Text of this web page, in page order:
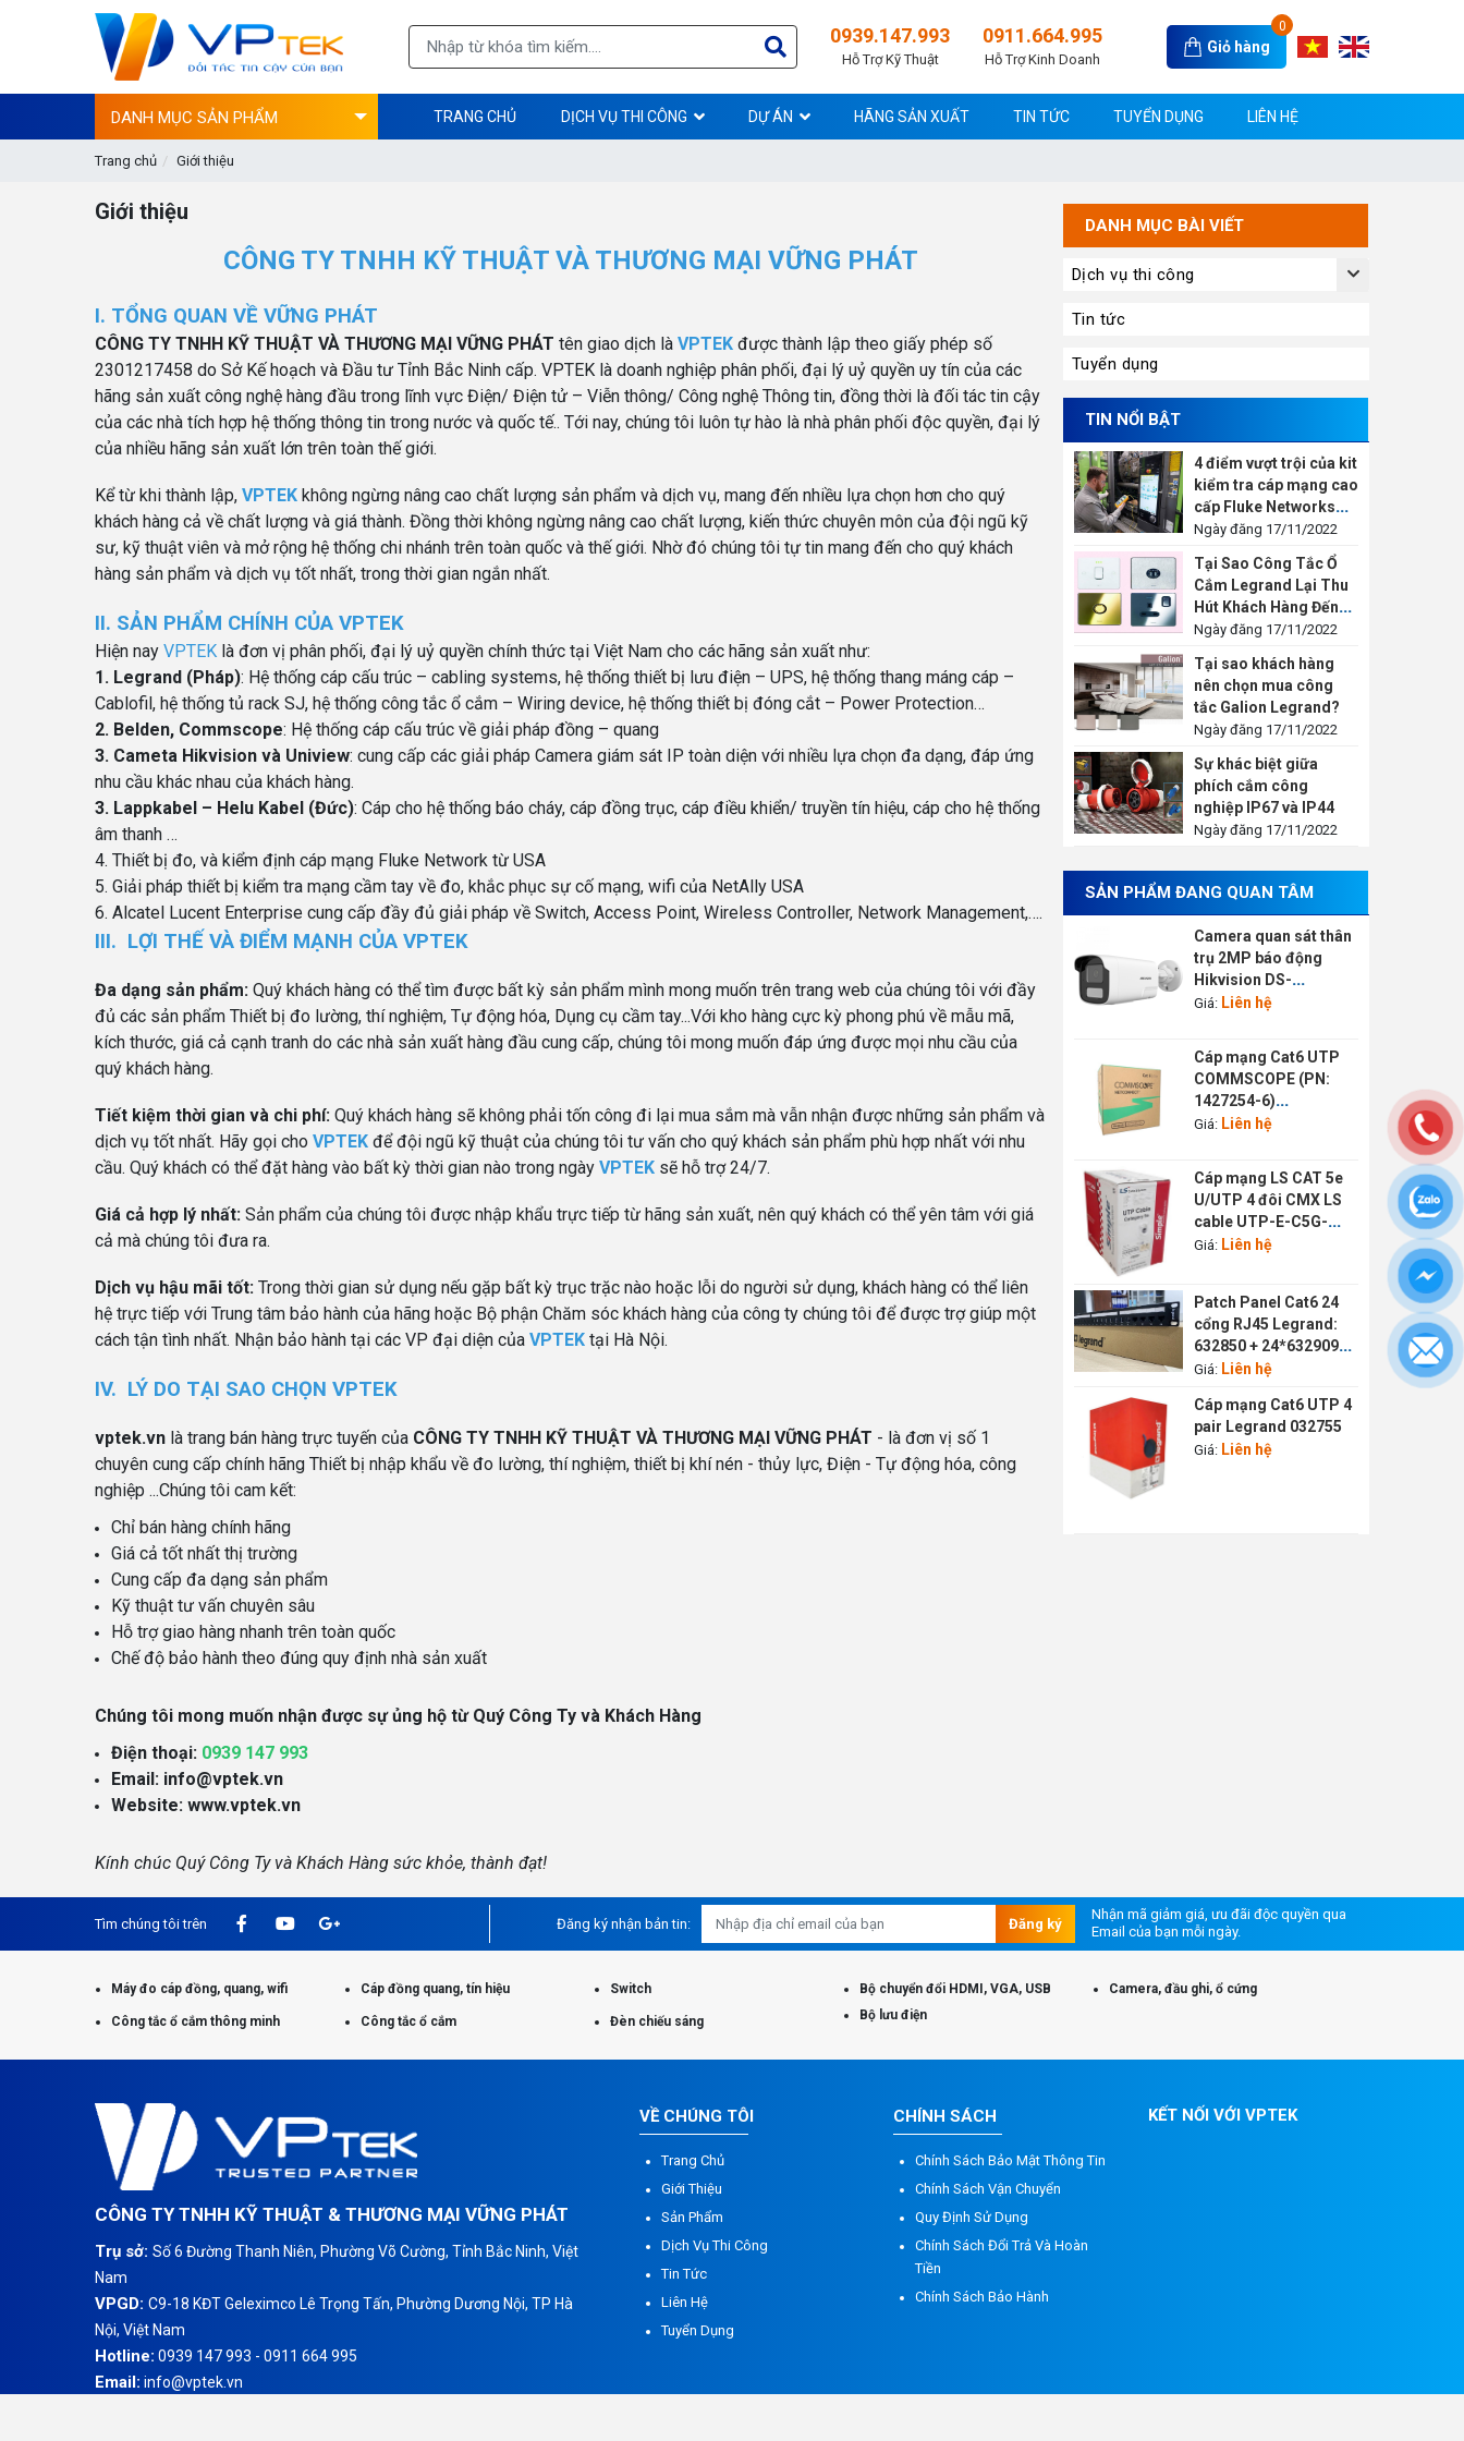
0939.147.993
Hỗ Trợ Kỹ Thuật
0911.664.995
Hỗ Trợ Kinh Doanh
0
Giỏ hàng
DANH MỤC SẢN PHẨM TRANG CHỦ DỊCH VỤ THI CÔNG DỰ ÁN HÃNG SẢN XUẤT TIN TỨC TUYỂN DỤNG LIÊN HỆ
Trang chủ Giới thiệu
Giới thiệu
CÔNG TY TNHH KỸ THUẬT VÀ THƯƠNG MẠI VỮNG PHÁT
I. TỔNG QUAN VỀ VỮNG PHÁT
CÔNG TY TNHH KỸ THUẬT VÀ THƯƠNG MẠI VỮNG PHÁT tên giao dịch là VPTEK được thành lập theo giấy phép số
2301217458 do Sở Kế hoạch và Đầu tư Tỉnh Bắc Ninh cấp. VPTEK là doanh nghiệp phân phối, đại lý uỷ quyền uy tín của các
hãng sản xuất công nghệ hàng đầu trong lĩnh vực Điện/ Điện tử – Viễn thông/ Công nghệ Thông tin, đồng thời là đối tác tin cậy
của các nhà tích hợp hệ thống thông tin trong nước và quốc tế.. Tới nay, chúng tôi luôn tự hào là nhà phân phối độc quyền, đại lý
của nhiều hãng sản xuất lớn trên toàn thế giới.
Kể từ khi thành lập, VPTEK không ngừng nâng cao chất lượng sản phẩm và dịch vụ, mang đến nhiều lựa chọn hơn cho quý
khách hàng cả về chất lượng và giá thành. Đồng thời không ngừng nâng cao chất lượng, kiến thức chuyên môn của đội ngũ kỹ
sư, kỹ thuật viên và mở rộng hệ thống chi nhánh trên toàn quốc và thế giới. Nhờ đó chúng tôi tự tin mang đến cho quý khách
hàng sản phẩm và dịch vụ tốt nhất, trong thời gian ngắn nhất.
II. SẢN PHẨM CHÍNH CỦA VPTEK
Hiện nay VPTEK là đơn vị phân phối, đại lý uỷ quyền chính thức tại Việt Nam cho các hãng sản xuất như:
1. Legrand (Pháp): Hệ thống cáp cấu trúc – cabling systems, hệ thống thiết bị lưu điện – UPS, hệ thống thang máng cáp –
Cablofil, hệ thống tủ rack SJ, hệ thống công tắc ổ cắm – Wiring device, hệ thống thiết bị đóng cắt – Power Protection…
2. Belden, Commscope: Hệ thống cáp cấu trúc về giải pháp đồng – quang
3. Cameta Hikvision và Uniview: cung cấp các giải pháp Camera giám sát IP toàn diện với nhiều lựa chọn đa dạng, đáp ứng
nhu cầu khác nhau của khách hàng.
3. Lappkabel – Helu Kabel (Đức): Cáp cho hệ thống báo cháy, cáp đồng trục, cáp điều khiển/ truyền tín hiệu, cáp cho hệ thống
âm thanh …
4. Thiết bị đo, và kiểm định cáp mạng Fluke Network từ USA
5. Giải pháp thiết bị kiểm tra mạng cầm tay về đo, khắc phục sự cố mạng, wifi của NetAlly USA
6. Alcatel Lucent Enterprise cung cấp đầy đủ giải pháp về Switch, Access Point, Wireless Controller, Network Management,….
III. LỢI THẾ VÀ ĐIỂM MẠNH CỦA VPTEK
Đa dạng sản phẩm: Quý khách hàng có thể tìm được bất kỳ sản phẩm mình mong muốn trên trang web của chúng tôi với đầy
đủ các sản phẩm Thiết bị đo lường, thí nghiệm, Tự động hóa, Dụng cụ cầm tay...Với kho hàng cực kỳ phong phú về mẫu mã,
kích thước, giá cả cạnh tranh do các nhà sản xuất hàng đầu cung cấp, chúng tôi mong muốn đáp ứng được mọi nhu cầu của
quý khách hàng.
Tiết kiệm thời gian và chi phí: Quý khách hàng sẽ không phải tốn công đi lại mua sắm mà vẫn nhận được những sản phẩm và
dịch vụ tốt nhất. Hãy gọi cho VPTEK để đội ngũ kỹ thuật của chúng tôi tư vấn cho quý khách sản phẩm phù hợp nhất với nhu
cầu. Quý khách có thể đặt hàng vào bất kỳ thời gian nào trong ngày VPTEK sẽ hỗ trợ 24/7.
Giá cả hợp lý nhất: Sản phẩm của chúng tôi được nhập khẩu trực tiếp từ hãng sản xuất, nên quý khách có thể yên tâm với giá
cả mà chúng tôi đưa ra.
Dịch vụ hậu mãi tốt: Trong thời gian sử dụng nếu gặp bất kỳ trục trặc nào hoặc lỗi do người sử dụng, khách hàng có thể liên
hệ trực tiếp với Trung tâm bảo hành của hãng hoặc Bộ phận Chăm sóc khách hàng của công ty chúng tôi để được trợ giúp một
cách tận tình nhất. Nhận bảo hành tại các VP đại diện của VPTEK tại Hà Nội.
IV. LÝ DO TẠI SAO CHỌN VPTEK
vptek.vn là trang bán hàng trực tuyến của CÔNG TY TNHH KỸ THUẬT VÀ THƯƠNG MẠI VỮNG PHÁT - là đơn vị số 1
chuyên cung cấp chính hãng Thiết bị nhập khẩu về đo lường, thí nghiệm, thiết bị khí nén - thủy lực, Điện - Tự động hóa, công
nghiệp ...Chúng tôi cam kết:
Chỉ bán hàng chính hãng
Giá cả tốt nhất thị trường
Cung cấp đa dạng sản phẩm
Kỹ thuật tư vấn chuyên sâu
Hỗ trợ giao hàng nhanh trên toàn quốc
Chế độ bảo hành theo đúng quy định nhà sản xuất
Chúng tôi mong muốn nhận được sự ủng hộ từ Quý Công Ty và Khách Hàng
Điện thoại: 0939 147 993
Email: info@vptek.vn
Website: www.vptek.vn
Kính chúc Quý Công Ty và Khách Hàng sức khỏe, thành đạt!
DANH MỤC BÀI VIẾT
Dịch vụ thi công
Tin tức
Tuyển dụng
TIN NỔI BẬT
4 điểm vượt trội của kit
kiểm tra cáp mạng cao
cấp Fluke Networks
LinkIQ™
Ngày đăng 17/11/2022
Tại Sao Công Tắc Ổ
Cắm Legrand Lại Thu
Hút Khách Hàng Đến
Vậy?
Ngày đăng 17/11/2022
Tại sao khách hàng
nên chọn mua công
tắc Galion Legrand?
Ngày đăng 17/11/2022
Sự khác biệt giữa
phích cắm công
nghiệp IP67 và IP44
Ngày đăng 17/11/2022
SẢN PHẨM ĐANG QUAN TÂM
Camera quan sát thân
trụ 2MP báo động
Hikvision DS-
3CD6H999G5-SU
Giá: Liên hệ
Cáp mạng Cat6 UTP
COMMSCOPE (PN:
1427254-6)
Commscope 1427254-
Giá: Liên hệ
Cáp mạng LS CAT 5e
U/UTP 4 đôi CMX LS
cable UTP-E-C5G-
E1VN-X 0.5X004P/WH
Giá: Liên hệ
Patch Panel Cat6 24
cổng RJ45 Legrand:
632850 + 24*632909
632850 + 24*632909
Giá: Liên hệ
Cáp mạng Cat6 UTP 4
pair Legrand 032755
Giá: Liên hệ
Tìm chúng tôi trên Đăng ký nhận bản tin: Đăng ký
Nhận mã giảm giá, ưu đãi độc quyền qua
Email của bạn mỗi ngày.
Máy đo cáp đồng, quang, wifi Cáp đồng quang, tín hiệu Switch Bộ chuyển đổi HDMI, VGA, USB Camera, đầu ghi, ổ cứng
Công tắc ổ cắm thông minh Công tắc ổ cắm Đèn chiếu sáng Bộ lưu điện
CÔNG TY TNHH KỸ THUẬT & THƯƠNG MẠI VỮNG PHÁT
Trụ sở: Số 6 Đường Thanh Niên, Phường Võ Cường, Tỉnh Bắc Ninh, Việt
Nam
VPGD: C9-18 KĐT Geleximco Lê Trọng Tấn, Phường Dương Nội, TP Hà
Nội, Việt Nam
Hotline: 0939 147 993 - 0911 664 995
Email: info@vptek.vn
VỀ CHÚNG TÔI
Trang Chủ
Giới Thiệu
Sản Phẩm
Dịch Vụ Thi Công
Tin Tức
Liên Hệ
Tuyển Dụng
CHÍNH SÁCH
Chính Sách Bảo Mật Thông Tin
Chính Sách Vận Chuyển
Quy Định Sử Dụng
Chính Sách Đổi Trả Và Hoàn
Tiền
Chính Sách Bảo Hành
KẾT NỐI VỚI VPTEK